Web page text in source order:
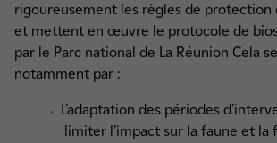
rigoureusement les règles de protection
et mettent en œuvre le protocole de
par le Parc national de La Réunion Cela
notamment par :
L’adaptation des périodes
limiter l’impact sur la faune et la